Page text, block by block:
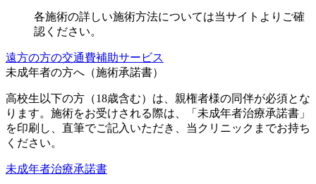
各施術の詳しい施術方法については当サイトよりご確
認ください。
遠方の方の交通費補助サービス
未成年者の方へ（施術承諾書）
高校生以下の方（18歳含む）は、親権者様の同伴が必須とな
ります。施術をお受けされる際は、「未成年者治療承諾書」
を印刷し、直筆でご記入いただき、当クリニックまでお持ち
ください。
未成年者治療承諾書